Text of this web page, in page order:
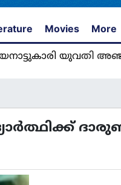
Movies More
യുവതി അഞ്ജു